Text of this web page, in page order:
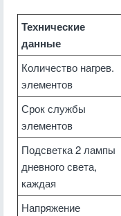
Технические
данные
Количество нагрев.
элементов
Срок службы
элементов
Подсветка 2 лампы
дневного света,
каждая
Напряжение